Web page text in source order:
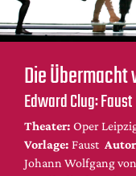
Bühnenwelt
Festivals &
Menschen &
Themen
Internationales
Nachrufe
Medientipps
Die Übermacht
Edward Clug: Faust
Theater: Oper
Vorlage: Faust
Johann Wolfgang